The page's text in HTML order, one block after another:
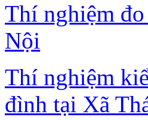
Thí nghiệm
Nội
Thí nghiệm
đình tại Xã